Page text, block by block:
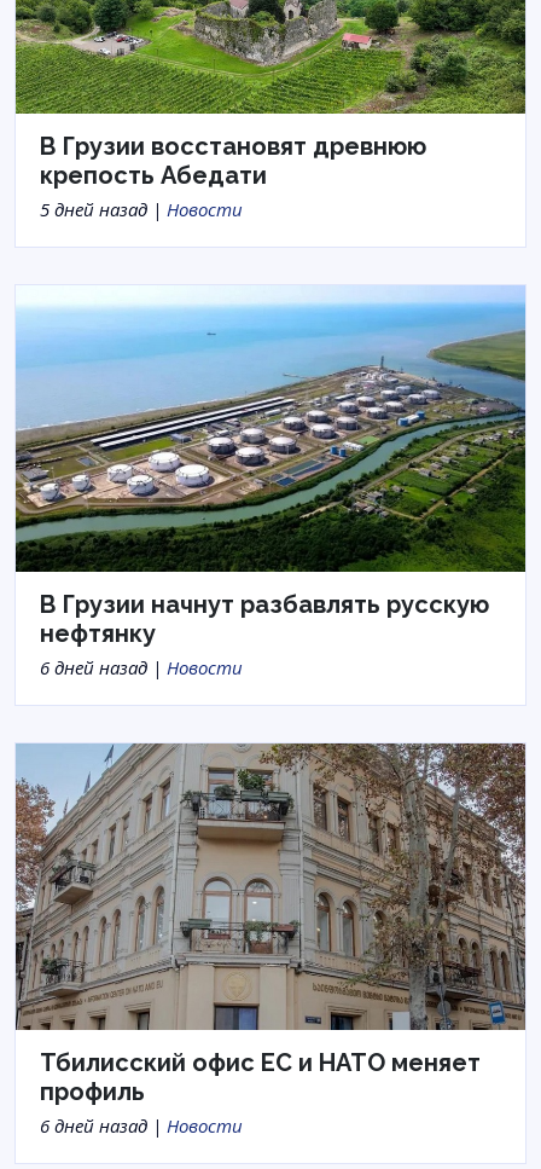
В Грузии восстановят древнюю
крепость Абедати
5 дней назад | Новости
В Грузии начнут разбавлять русскую
нефтянку
6 дней назад | Новости
Тбилисский офис ЕС и НАТО меняет
профиль
6 дней назад | Новости